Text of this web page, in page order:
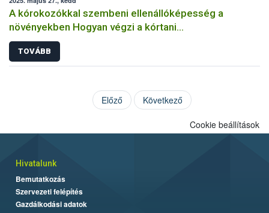
A kórokozókkal szembeni ellenállóképesség a
növényekben Hogyan végzi a kórtani
rezisztenciavizsgálatokat a Nébih?
TOVÁBB
Előző Következő
Cookie beállítások
Hivatalunk
Bemutatkozás
Szervezeti felépítés
Gazdálkodási adatok